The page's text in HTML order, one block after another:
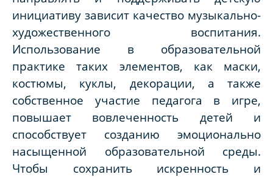
инициативу зависит качество музыкально-
художественного воспитания.
Использование в образовательной
практике таких элементов, как маски,
костюмы, куклы, декорации, а также
собственное участие педагога в игре,
повышает вовлеченность детей и
способствует созданию эмоционально
насыщенной образовательной среды.
Чтобы сохранить искренность и